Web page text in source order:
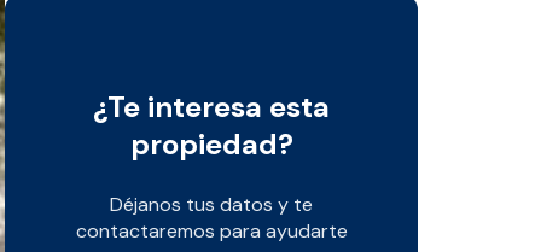
¿Te interesa esta
propiedad?
Déjanos tus datos y te
contactaremos para ayudarte